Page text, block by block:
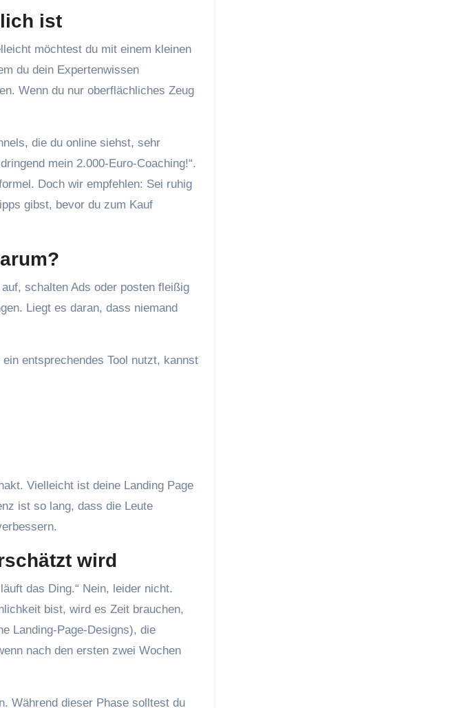
ist
möchtest du mit einem kleinen
du dein Expertenwissen
Wenn du nur oberflächliches Zeug
die du online siehst, sehr
mein 2.000-Euro-Coaching!“.
Doch wir empfehlen: Sei ruhig
gibst, bevor du zum Kauf
schalten Ads oder posten fleißig
Liegt es daran, dass niemand
entsprechendes Tool nutzt, kannst
Vielleicht ist deine Landing Page
ist so lang, dass die Leute
wird
das Ding.“ Nein, leider nicht.
bist, wird es Zeit brauchen,
Landing-Page-Designs), die
nach den ersten zwei Wochen
Während dieser Phase solltest du